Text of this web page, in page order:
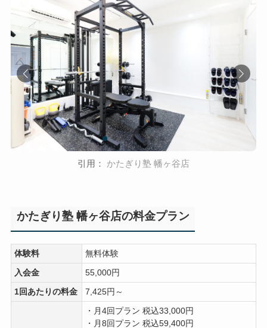
引用： かたぎり塾 幡ヶ谷店
かたぎり塾 幡ヶ谷店の料金プラン
体験料 無料体験
入会金 55,000円
1回あたりの料金 7,425円～
・月4回プラン 税込33,000円
・月8回プラン 税込59,400円